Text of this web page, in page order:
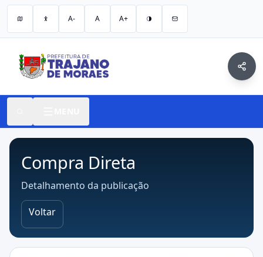
A- A A+
Compra Direta
Detalhamento da publicação
Voltar